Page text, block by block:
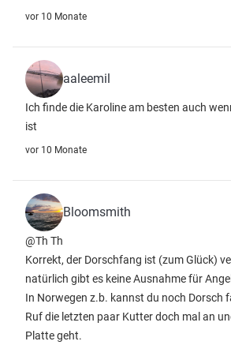
vor 10 Monate
aaleemil
Ich finde die Karoline am besten auch
ist
vor 10 Monate
Bloomsmith
@Th Th
Korrekt, der Dorschfang ist (zum Glück)
natürlich gibt es keine Ausnahme für
In Norwegen z.b. kannst du noch Dorsch
Ruf die letzten paar Kutter doch mal an
Platte geht.